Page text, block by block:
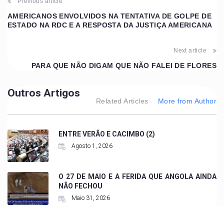
AMERICANOS ENVOLVIDOS NA TENTATIVA DE GOLPE DE
ESTADO NA RDC E A RESPOSTA DA JUSTIÇA AMERICANA
Next article
PARA QUE NÃO DIGAM QUE NÃO FALEI DE FLORES
Outros Artigos
Related Articles More from Author
ENTRE VERÃO E CACIMBO (2)
Agosto 1, 2026
O 27 DE MAIO E A FERIDA QUE ANGOLA AINDA
NÃO FECHOU
Maio 31, 2026